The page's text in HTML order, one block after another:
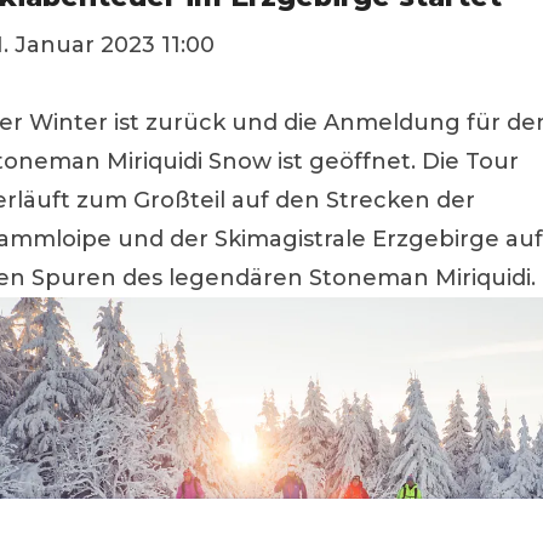
Januar 2023 11:00
Winter ist zurück und die Anmeldung für
Miriquidi Snow ist geöffnet. Die Tour
zum Großteil auf den Strecken der
und der Skimagistrale Erzgebirge auf
Spuren des legendären Stoneman Miriquidi.